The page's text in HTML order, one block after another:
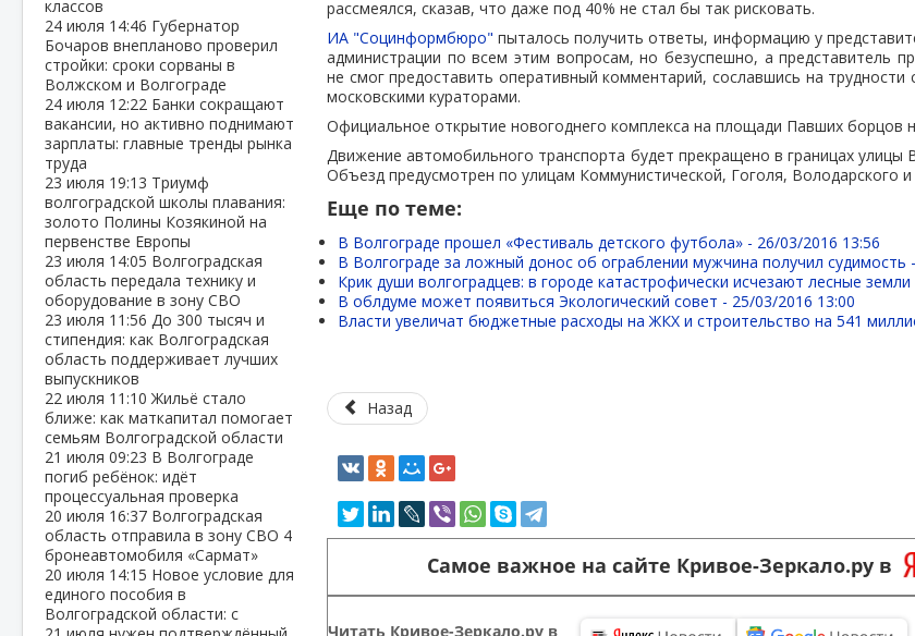
классов
24 июля 14:46 Губернатор
Бочаров внепланово проверил
стройки: сроки сорваны в
Волжском и Волгограде
24 июля 12:22 Банки сокращают
вакансии, но активно поднимают
зарплаты: главные тренды рынка
труда
23 июля 19:13 Триумф
волгоградской школы плавания:
золото Полины Козякиной на
первенстве Европы
23 июля 14:05 Волгоградская
область передала технику и
оборудование в зону СВО
23 июля 11:56 До 300 тысяч и
стипендия: как Волгоградская
область поддерживает лучших
выпускников
22 июля 11:10Жильё стало
ближе: как маткапитал помогает
семьям Волгоградской области
21 июля 09:23 В Волгограде
погиб ребёнок: идёт
процессуальная проверка
20 июля 16:37 Волгоградская
область отправила в зону СВО 4
бронеавтомобиля «Сармат»
20 июля 14:15 Новое условие для
единого пособия в
Волгоградской области: с
рассмеялся, сказав, что даже под 40% не стал бы так рисковать.
ИА "Социнформбюро" пыталось получить ответы, информацию у
администрации по всем этим вопросам, но безуспешно, а представитель
не смог предоставить оперативный комментарий, сославшись на трудности
московскими кураторами.
Официальное открытие новогоднего комплекса на площади Павших борцов
Движение автомобильного транспорта будет прекращено в границах улицы
Объезд предусмотрен по улицам Коммунистической, Гоголя, Володарского
Еще по теме:
В Волгограде прошел «Фестиваль детского футбола» - 26/03/2016 13:56
В Волгограде за ложный донос об ограблении мужчина получил судимость -
Крик души волгоградцев: в городе катастрофически исчезают лесные земли
В облдуме может появиться Экологический совет - 25/03/2016 13:00
Власти увеличат бюджетные расходы на ЖКХ и строительство на 541
Назад
Самое важное на сайте Кривое-Зеркало.ру в
Читать Кривое-Зеркало.ру в